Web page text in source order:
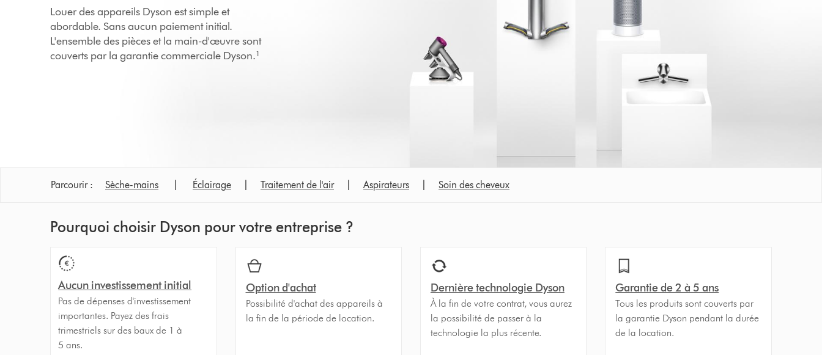
Louer des appareils Dyson est simple et
abordable. Sans aucun paiement initial.
L'ensemble des pièces et la main-d'œuvre sont
couverts par la garantie commerciale Dyson.¹
Parcourir : Sèche-mains Éclairage Traitement de l'air| Aspirateurs Soin des cheveux
Pourquoi choisir Dyson pour votre entreprise ?
Aucun investissement initial
Pas de dépenses d'investissement
importantes. Payez des frais
trimestriels sur des baux de 1 à
5 ans.
Option d'achat
Possibilité d'achat des appareils à
la fin de la période de location.
Dernière technologie Dyson
À la fin de votre contrat, vous aurez
la possibilité de passer à la
technologie la plus récente.
Garantie de 2 à 5 ans
Tous les produits sont couverts par
la garantie Dyson pendant la durée
de la location.